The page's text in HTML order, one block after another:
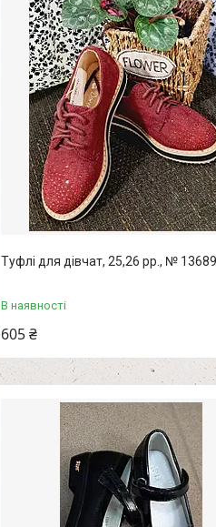
Туфлі для дівчат, 25,26 рр., №
В наявності
605 ₴